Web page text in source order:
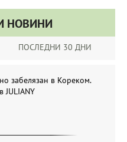
НОВИНИ
ПОСЛЕДНИ 30 ДНИ
забелязан в Кореком.
JULIANY